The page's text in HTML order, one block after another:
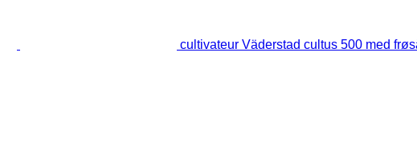
cultivateur Väderstad cultus 500 med